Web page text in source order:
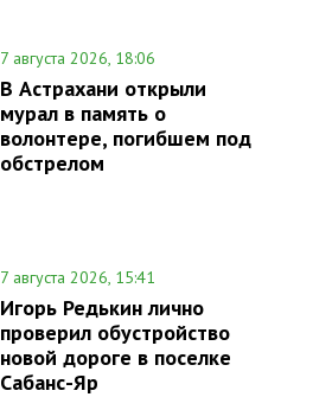
7 августа 2026, 18:06
В Астрахани открыли
мурал в память о
волонтере, погибшем под
обстрелом
7 августа 2026, 15:41
Игорь Редькин лично
проверил обустройство
новой дороге в поселке
Сабанс-Яр